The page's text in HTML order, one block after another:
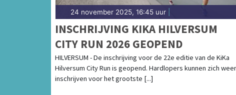
24 november 2025, 16:45 uur
INSCHRIJVING KIKA HILVERSUM
CITY RUN 2026 GEOPEND
HILVERSUM - De inschrijving voor de 22e editie van de KiKa
Hilversum City Run is geopend. Hardlopers kunnen zich weer
inschrijven voor het grootste [...]